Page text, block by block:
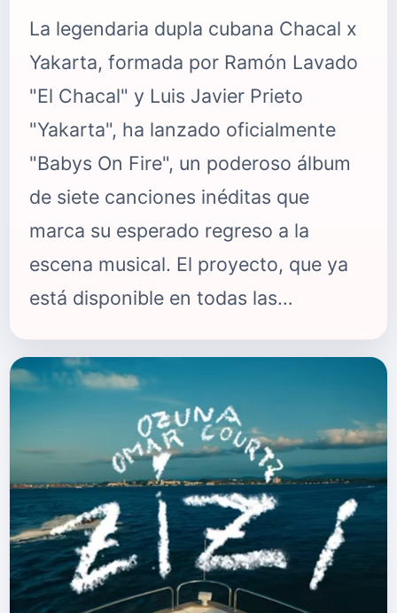
La legendaria dupla cubana Chacal x
Yakarta, formada por Ramón Lavado
"El Chacal" y Luis Javier Prieto
"Yakarta", ha lanzado oficialmente
"Babys On Fire", un poderoso álbum
de siete canciones inéditas que
marca su esperado regreso a la
escena musical. El proyecto, que ya
está disponible en todas las
reunión de una de las duplas más
importantes en la historia de la
música urbana cubana, reafirmando
un legado que los convirtió en
leyenda y demostrando que la
química artística que los llevó a la
cima permanece intacta. "Babys On
Fire" ofrece una propuesta fresca,